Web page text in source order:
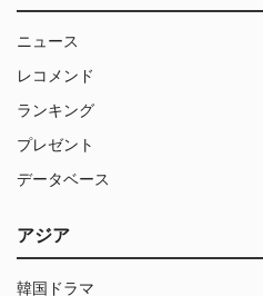
ニュース
レコメンド
ランキング
プレゼント
データベース
アジア
韓国ドラマ